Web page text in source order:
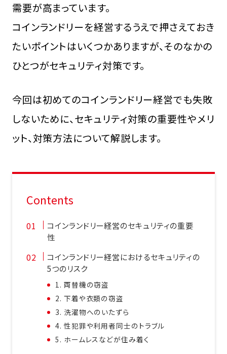
需要が高まっています。
コインランドリーを経営するうえで押さえておき
たいポイントはいくつかありますが、そのなかの
ひとつがセキュリティ対策です。
今回は初めてのコインランドリー経営でも失敗
しないために、セキュリティ対策の重要性やメリ
ット、対策方法について解説します。
Contents
コインランドリー経営のセキュリティの重要
性
コインランドリー経営におけるセキュリティの
5つのリスク
1. 両替機の窃盗
2. 下着や衣類の窃盗
3. 洗濯物へのいたずら
4. 性犯罪や利用者同士のトラブル
5. ホームレスなどが住み着く